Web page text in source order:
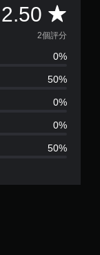
2.50 平
均
評
分
2
5
2個評分
0%
50%
0%
0%
50%